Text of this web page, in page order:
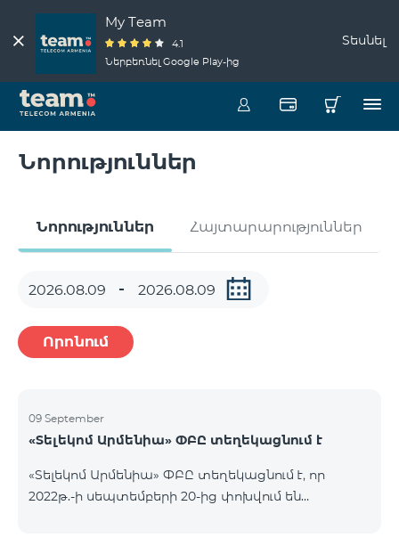
My Team
4.1
Ներբեռնել Google Play-ից
Տեսնել
Նորություններ
Նորություններ Հայտարարություններ
Որոնում
09 September
«Տելեկոմ Արմենիա» ՓԲԸ տեղեկացնում է
«Տելեկոմ Արմենիա» ՓԲԸ տեղեկացնում է, որ
2022թ.-ի սեպտեմբերի 20-ից փոխվում են